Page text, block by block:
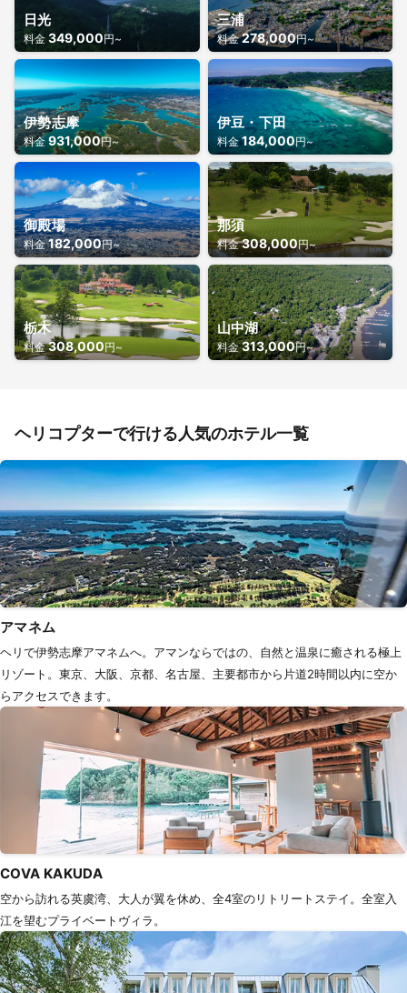
A.
機体は点検、管理し万全に整え、飛行実績豊富なパイロットが運航を担当
します。安全面への配慮から、当日の天候・風速によってはフライトを中
日光
料金 349,000円~
三浦
料金278,000円~
伊勢志摩
料金 931,000円~
伊豆・下田
料金184,000円~
御殿場
料金182,000円~
那須
料金308,000円~
栃木
料金308,000円~
山中湖
料金313,000円~
ヘリコプターで行ける人気のホテル一覧
アマネム
ヘリで伊勢志摩アマネムへ。アマンならではの、自然と温泉に癒される極上
リゾート。東京、大阪、京都、名古屋、主要都市から片道2時間以内に空か
らアクセスできます。
COVA KAKUDA
空から訪れる英虞湾、大人が翼を休め、全4室のリトリートステイ。全室入
江を望むプライベートヴィラ。